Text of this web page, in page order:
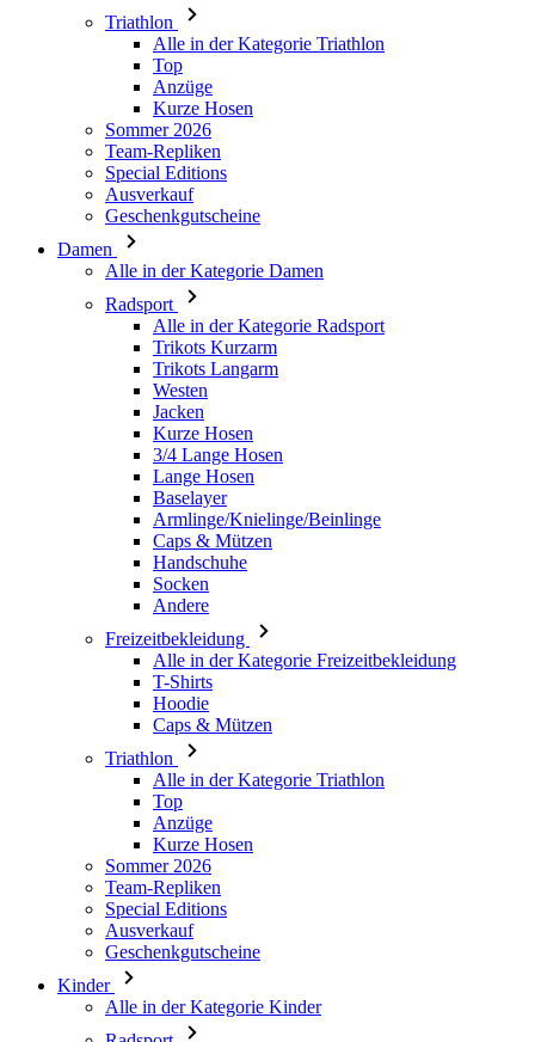
Triathlon
Alle in der Kategorie Triathlon
Top
Anzüge
Kurze Hosen
Sommer 2026
Team-Repliken
Special Editions
Ausverkauf
Geschenkgutscheine
Damen
Alle in der Kategorie Damen
Radsport
Alle in der Kategorie Radsport
Trikots Kurzarm
Trikots Langarm
Westen
Jacken
Kurze Hosen
3/4 Lange Hosen
Lange Hosen
Baselayer
Armlinge/Knielinge/Beinlinge
Caps & Mützen
Handschuhe
Socken
Andere
Freizeitbekleidung
Alle in der Kategorie Freizeitbekleidung
T-Shirts
Hoodie
Caps & Mützen
Triathlon
Alle in der Kategorie Triathlon
Top
Anzüge
Kurze Hosen
Sommer 2026
Team-Repliken
Special Editions
Ausverkauf
Geschenkgutscheine
Kinder
Alle in der Kategorie Kinder